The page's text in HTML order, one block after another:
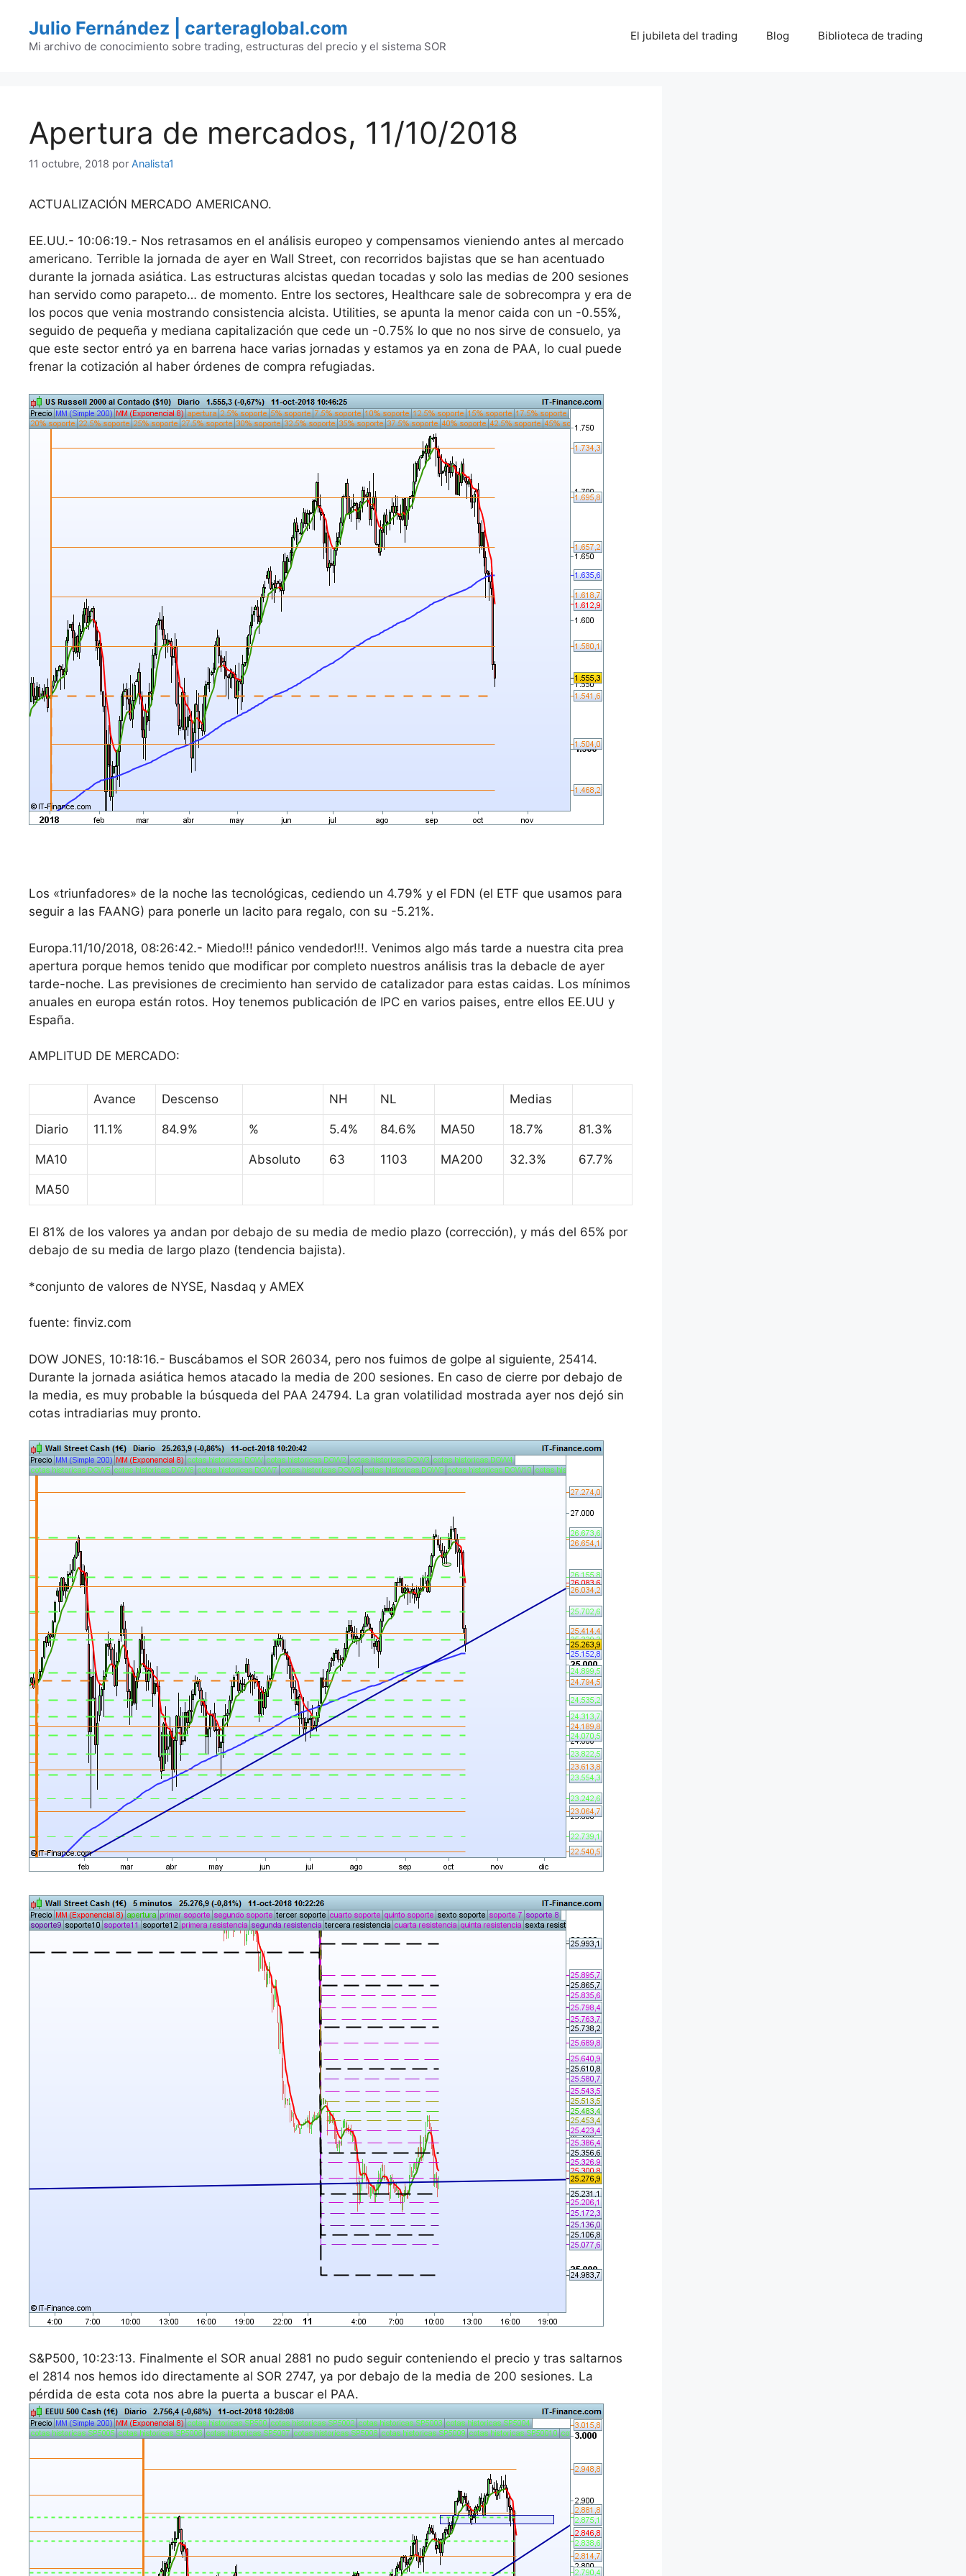
contenido
Julio Fernández | carteraglobal.com
Mi archivo de conocimiento sobre trading, estructuras del precio y el sistema SOR
El jubileta del trading Blog Biblioteca de trading
Apertura de mercados, 11/10/2018
11 octubre, 2018 por Analista1
ACTUALIZACIÓN MERCADO AMERICANO.
EE.UU.- 10:06:19.- Nos retrasamos en el análisis europeo y compensamos vieniendo antes al mercado
americano. Terrible la jornada de ayer en Wall Street, con recorridos bajistas que se han acentuado
durante la jornada asiática. Las estructuras alcistas quedan tocadas y solo las medias de 200 sesiones
han servido como parapeto… de momento. Entre los sectores, Healthcare sale de sobrecompra y era de
los pocos que venia mostrando consistencia alcista. Utilities, se apunta la menor caida con un -0.55%,
seguido de pequeña y mediana capitalización que cede un -0.75% lo que no nos sirve de consuelo, ya
que este sector entró ya en barrena hace varias jornadas y estamos ya en zona de PAA, lo cual puede
frenar la cotización al haber órdenes de compra refugiadas.
Los «triunfadores» de la noche las tecnológicas, cediendo un 4.79% y el FDN (el ETF que usamos para
seguir a las FAANG) para ponerle un lacito para regalo, con su -5.21%.
Europa.11/10/2018, 08:26:42.- Miedo!!! pánico vendedor!!!. Venimos algo más tarde a nuestra cita prea
apertura porque hemos tenido que modificar por completo nuestros análisis tras la debacle de ayer
tarde-noche. Las previsiones de crecimiento han servido de catalizador para estas caidas. Los mínimos
anuales en europa están rotos. Hoy tenemos publicación de IPC en varios paises, entre ellos EE.UU y
España.
AMPLITUD DE MERCADO:
Avance Descenso NH NL Medias
Diario 11.1% 84.9% % 5.4% 84.6% MA50 18.7% 81.3%
MA10 Absoluto 63 1103 MA200 32.3% 67.7%
MA50
El 81% de los valores ya andan por debajo de su media de medio plazo (corrección), y más del 65% por
debajo de su media de largo plazo (tendencia bajista).
*conjunto de valores de NYSE, Nasdaq y AMEX
fuente: finviz.com
DOW JONES, 10:18:16.- Buscábamos el SOR 26034, pero nos fuimos de golpe al siguiente, 25414.
Durante la jornada asiática hemos atacado la media de 200 sesiones. En caso de cierre por debajo de
la media, es muy probable la búsqueda del PAA 24794. La gran volatilidad mostrada ayer nos dejó sin
cotas intradiarias muy pronto.
S&P500, 10:23:13. Finalmente el SOR anual 2881 no pudo seguir conteniendo el precio y tras saltarnos
el 2814 nos hemos ido directamente al SOR 2747, ya por debajo de la media de 200 sesiones. La
pérdida de esta cota nos abre la puerta a buscar el PAA.